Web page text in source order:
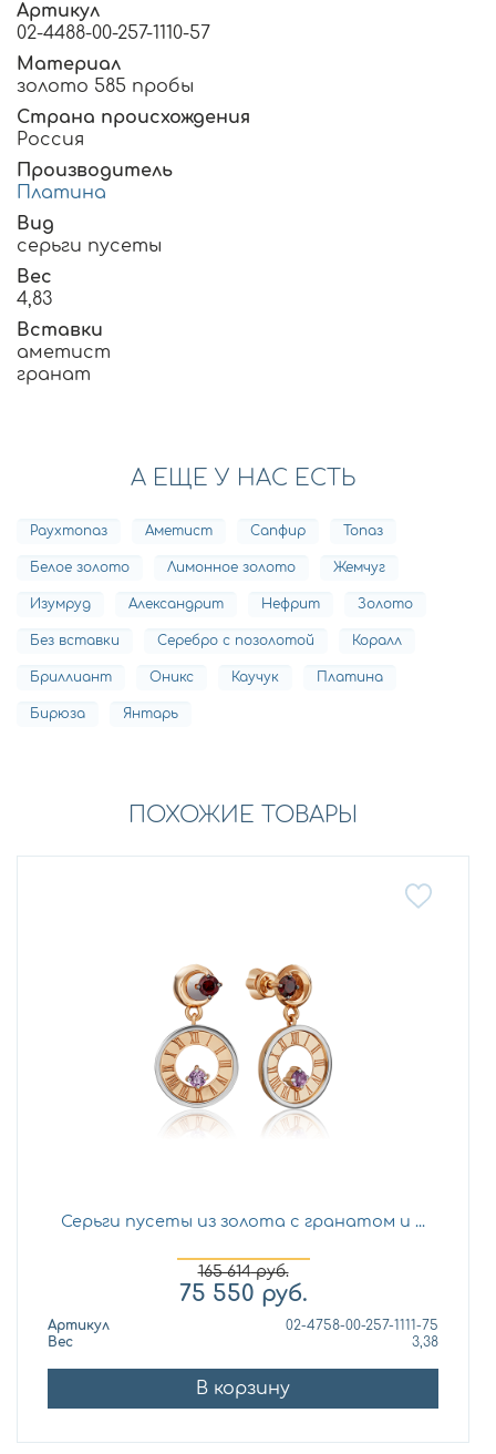
Артикул
02-4488-00-257-1110-57
Материал
золото 585 пробы
Страна происхождения
Россия
Производитель
Платина
Вид
серьги пусеты
Вес
4,83
Вставки
аметист
гранат
А ЕЩЕ У НАС ЕСТЬ
Раухтопаз Аметист Сапфир Топаз
Белое золото Лимонное золото Жемчуг
Изумруд Александрит Нефрит Золото
Без вставки Серебро с позолотой Коралл
Бриллиант Оникс Каучук Платина
Бирюза Янтарь
ПОХОЖИЕ ТОВАРЫ
Серьги пусеты из золота с гранатом и ...
165 614руб.
75 550 руб.
Артикул
02-4758-00-257-1111-75
Вес
3,38
В корзину